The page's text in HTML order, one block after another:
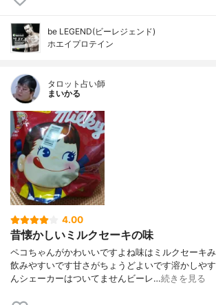
be LEGEND(ビーレジェンド)
ホエイプロテイン
タロット占い師
まいかる
4.00
昔懐かしいミルクセーキの味
ペコちゃんがかわいいですよね味はミルクセーキ
飲みやすいです甘さがちょうどよいです溶かしや
んシェーカーはついてませんビーレ…続きを見る